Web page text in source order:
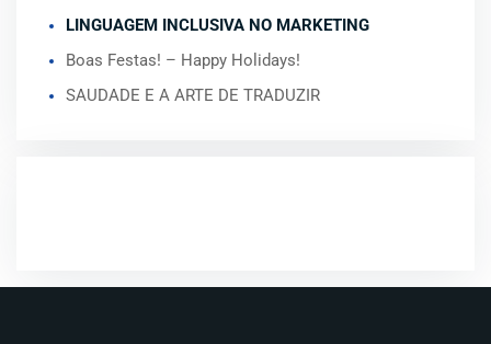
LINGUAGEM INCLUSIVA NO MARKETING
Boas Festas! – Happy Holidays!
SAUDADE E A ARTE DE TRADUZIR